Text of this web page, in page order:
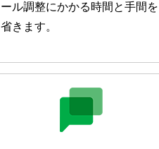
ール調整にかかる時間と手間を
省きます。